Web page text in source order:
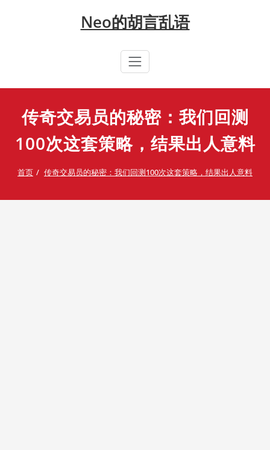
Neo的胡言乱语
传奇交易员的秘密：我们回测
100次这套策略，结果出人意料
首页 传奇交易员的秘密：我们回测100次这套策略，结果出人意料